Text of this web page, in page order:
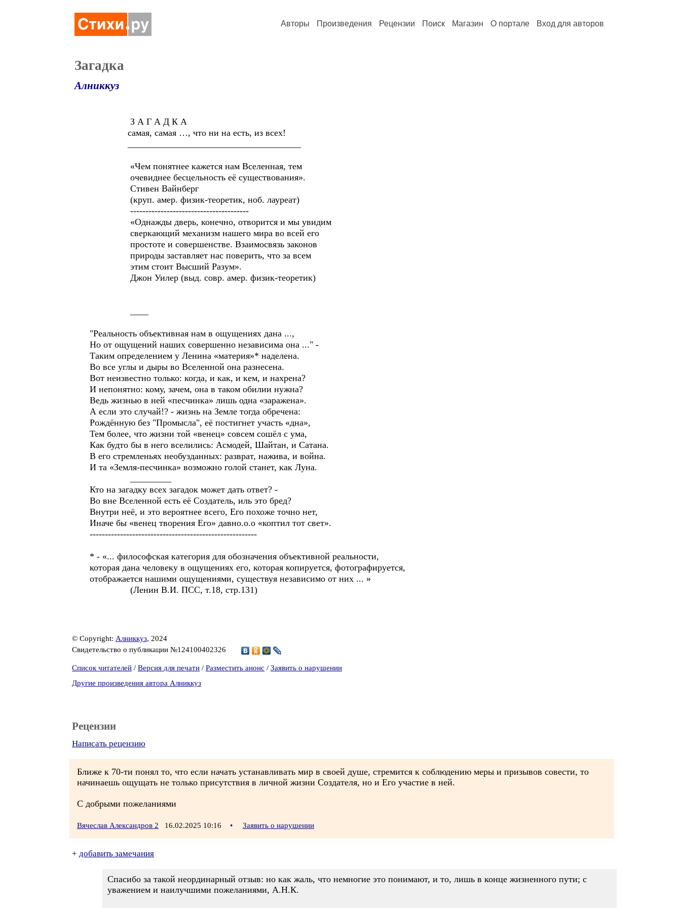
Авторы Произведения Рецензии Поиск Магазин О портале Вход для авторов
Загадка
Алниккуз
З А Г А Д К А
самая, самая …, что ни на есть, из всех!
«Чем понятнее кажется нам Вселенная, тем
очевиднее бесцельность её существования».
Стивен Вайнберг
(круп. амер. физик-теоретик, ноб. лауреат)
---------------------------------------
«Однажды дверь, конечно, отворится и мы увидим
сверкающий механизм нашего мира во всей его
простоте и совершенстве. Взаимосвязь законов
природы заставляет нас поверить, что за всем
этим стоит Высший Разум».
Джон Уилер (выд. совр. амер. физик-теоретик)
"Реальность объективная нам в ощущениях дана ...,
Но от ощущений наших совершенно независима она ..." -
Таким определением у Ленина «материя»* наделена.
Во все углы и дыры во Вселенной она разнесена.
Вот неизвестно только: когда, и как, и кем, и нахрена?
И непонятно: кому, зачем, она в таком обилии нужна?
Ведь жизнью в ней «песчинка» лишь одна «заражена».
А если это случай!? - жизнь на Земле тогда обречена:
Рождённую без "Промысла", её постигнет участь «дна»,
Тем более, что жизни той «венец» совсем сошёл с ума,
Как будто бы в него вселились: Асмодей, Шайтан, и Сатана.
В его стремленьях необузданных: разврат, нажива, и война.
И та «Земля-песчинка» возможно голой станет, как Луна.
Кто на загадку всех загадок может дать ответ? -
Во вне Вселенной есть её Создатель, иль это бред?
Внутри неё, и это вероятнее всего, Его похоже точно нет,
Иначе бы «венец творения Его» давно.о.о «коптил тот свет».
-------------------------------------------------------
* - «... философская категория для обозначения объективной реальности,
которая дана человеку в ощущениях его, которая копируется, фотографируется,
отображается нашими ощущениями, существуя независимо от них ... »
(Ленин В.И. ПСС, т.18, стр.131)
© Copyright: Алниккуз, 2024
Свидетельство о публикации №124100402326
Список читателей / Версия для печати / Разместить анонс / Заявить о нарушении
Другие произведения автора Алниккуз
Рецензии
Написать рецензию
Ближе к 70-ти понял то, что если начать устанавливать мир в своей душе, стремится к соблюдению меры и призывов совести, то
начинаешь ощущать не только присутствия в личной жизни Создателя, но и Его участие в ней.
С добрыми пожеланиями
Вячеслав Александров 2 16.02.2025 10:16 • Заявить о нарушении
+ добавить замечания
Спасибо за такой неординарный отзыв: но как жаль, что немногие это понимают, и то, лишь в конце жизненного пути; с
уважением и наилучшими пожеланиями, А.Н.К.